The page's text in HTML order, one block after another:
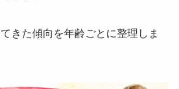
きた傾向を年齢ごとに整理しま